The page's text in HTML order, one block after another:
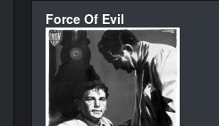
Force Of Evil